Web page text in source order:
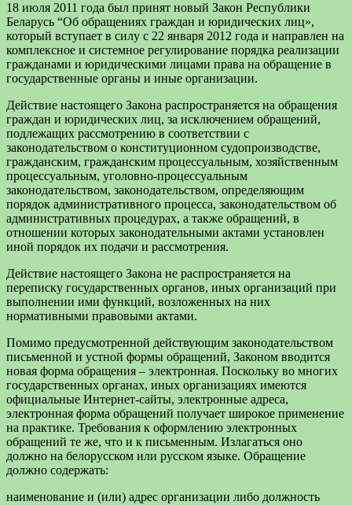
18 июля 2011 года был принят новый Закон Республики
Беларусь “Об обращениях граждан и юридических лиц»,
который вступает в силу с 22 января 2012 года и направлен на
комплексное и системное регулирование порядка реализации
гражданами и юридическими лицами права на обращение в
государственные органы и иные организации.
Действие настоящего Закона распространяется на обращения
граждан и юридических лиц, за исключением обращений,
подлежащих рассмотрению в соответствии с
законодательством о конституционном судопроизводстве,
гражданским, гражданским процессуальным, хозяйственным
процессуальным, уголовно-процессуальным
законодательством, законодательством, определяющим
порядок административного процесса, законодательством об
административных процедурах, а также обращений, в
отношении которых законодательными актами установлен
иной порядок их подачи и рассмотрения.
Действие настоящего Закона не распространяется на
переписку государственных органов, иных организаций при
выполнении ими функций, возложенных на них
нормативными правовыми актами.
Помимо предусмотренной действующим законодательством
письменной и устной формы обращений, Законом вводится
новая форма обращения – электронная. Поскольку во многих
государственных органах, иных организациях имеются
официальные Интернет-сайты, электронные адреса,
электронная форма обращений получает широкое применение
на практике. Требования к оформлению электронных
обращений те же, что и к письменным. Излагаться оно
должно на белорусском или русском языке. Обращение
должно содержать:
наименование и (или) адрес организации либо должность